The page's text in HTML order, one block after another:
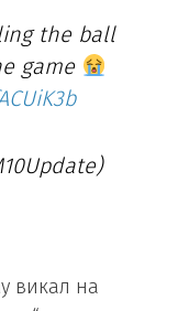
the ball
game
викал на